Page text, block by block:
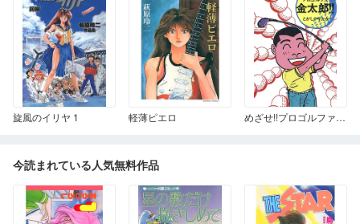
旋風のイリヤ 1 軽薄ピエロ めざせ!!プロゴルファー金太郎
今読まれている人気無料作品